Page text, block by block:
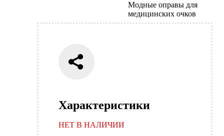
Характеристики
НЕТ В НАЛИЧИИ
Модные оправы для
медицинских очков